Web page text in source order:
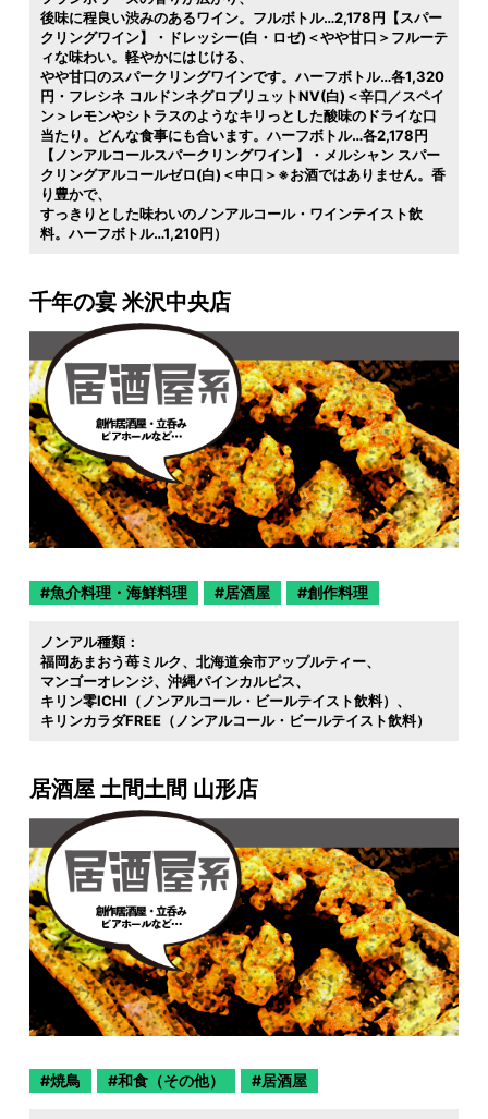
後味に程良い渋みのあるワイン。フルボトル…2,178円【スパー
クリングワイン】・ドレッシー(白・ロゼ)＜やや甘口＞フルーテ
ィな味わい。軽やかにはじける
やや甘口のスパークリングワインです。ハーフボトル…各1,320
円・フレシネ コルドンネグロブリュットNV(白)＜辛口／スペイ
ン＞レモンやシトラスのようなキリっとした酸味のドライな口
当たり。どんな食事にも合います。ハーフボトル…各2,178円
【ノンアルコールスパークリングワイン】・メルシャン スパー
クリングアルコールゼロ(白)＜中口＞※お酒ではありません。香
り豊かで
すっきりとした味わいのノンアルコール・ワインテイスト飲
料。ハーフボトル…1,210円）
千年の宴 米沢中央店
魚介料理・海鮮料理 居酒屋 創作料理
ノンアル種類：
福岡あまおう苺ミルク
北海道余市アップルティー
マンゴーオレンジ
沖縄パインカルピス
キリン零ICHI（ノンアルコール・ビールテイスト飲料）
キリンカラダFREE（ノンアルコール・ビールテイスト飲料）
居酒屋 土間土間 山形店
焼鳥 和食（その他） 居酒屋